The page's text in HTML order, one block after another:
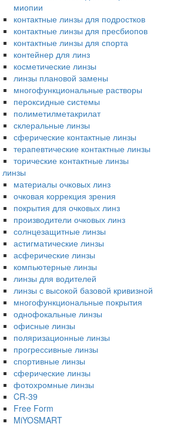
миопии
контактные линзы для подростков
контактные линзы для пресбиопов
контактные линзы для спорта
контейнер для линз
косметические линзы
линзы плановой замены
многофункциональные растворы
пероксидные системы
полиметилметакрилат
склеральные линзы
сферические контактные линзы
терапевтические контактные линзы
торические контактные линзы
материалы очковых линз
очковая коррекция зрения
покрытия для очковых линз
производители очковых линз
солнцезащитные линзы
астигматические линзы
асферические линзы
компьютерные линзы
линзы для водителей
линзы с высокой базовой кривизной
многофункциональные покрытия
однофокальные линзы
офисные линзы
поляризационные линзы
прогрессивные линзы
спортивные линзы
сферические линзы
фотохромные линзы
CR-39
Free Form
MiYOSMART